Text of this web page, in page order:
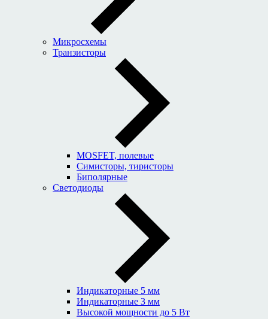
Микросхемы
Транзисторы
MOSFET, полевые
Симисторы, тиристоры
Биполярные
Светодиоды
Индикаторные 5 мм
Индикаторные 3 мм
Высокой мощности до 5 Вт